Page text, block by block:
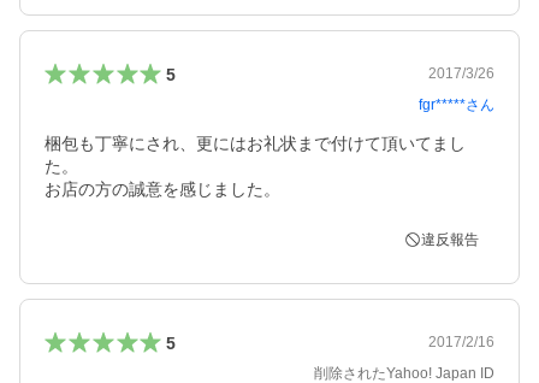
5
2017/3/26
fgr*****さん
梱包も丁寧にされ、更にはお礼状まで付けて頂いてまし
た。
お店の方の誠意を感じました。
違反報告
5
2017/2/16
削除されたYahoo! Japan ID